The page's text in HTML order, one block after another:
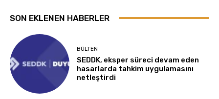
SON EKLENEN HABERLER
BÜLTEN
SEDDK, eksper süreci devam eden
hasarlarda tahkim uygulamasını
netleştirdi